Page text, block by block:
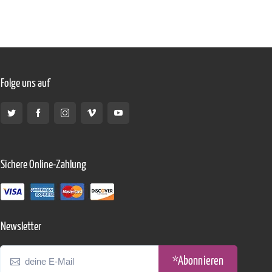
Folge uns auf
Sichere Online-Zahlung
Newsletter
*Abonnieren